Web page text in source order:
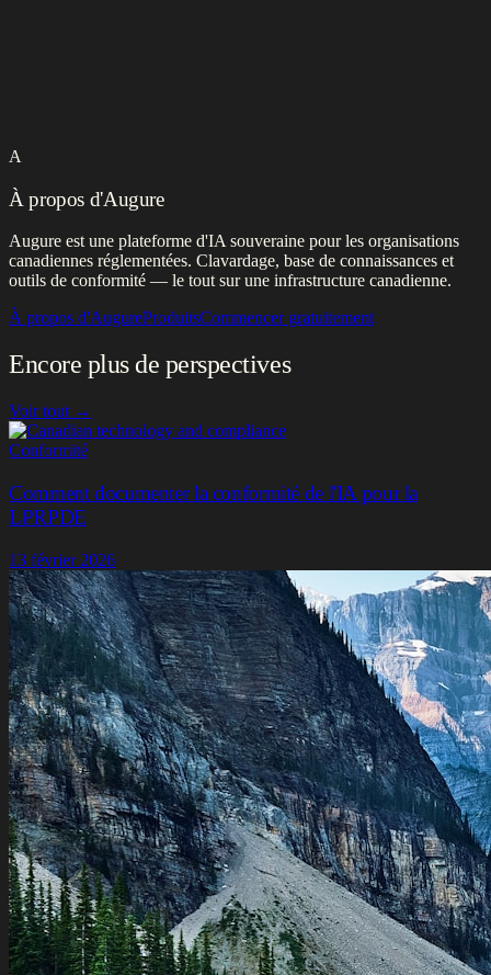
A
À propos d'Augure
Augure est une plateforme d'IA souveraine pour les organisations
canadiennes réglementées. Clavardage, base de connaissances et
outils de conformité — le tout sur une infrastructure canadienne.
À propos d'AugureProduitsCommencer gratuitement
Encore plus de perspectives
Voir tout →
Conformité
Comment documenter la conformité de l'IA pour la
LPRPDE
13 février 2026